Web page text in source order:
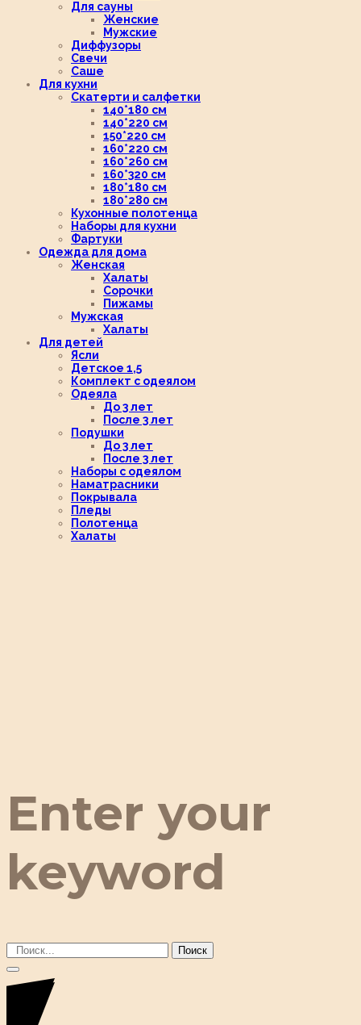
Для сауны
Женские
Мужские
Диффузоры
Свечи
Саше
Для кухни
Скатерти и салфетки
140*180 см
140*220 см
150*220 см
160*220 см
160*260 см
160*320 см
180*180 см
180*280 см
Кухонные полотенца
Наборы для кухни
Фартуки
Одежда для дома
Женская
Халаты
Сорочки
Пижамы
Мужская
Халаты
Для детей
Ясли
Детское 1,5
Комплект с одеялом
Одеяла
До 3 лет
После 3 лет
Подушки
До 3 лет
После 3 лет
Наборы с одеялом
Наматрасники
Покрывала
Пледы
Полотенца
Халаты
Enter your
keyword
Поиск